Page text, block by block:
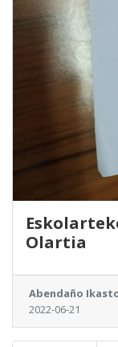
Olartia
Abendaño
2022-06-21